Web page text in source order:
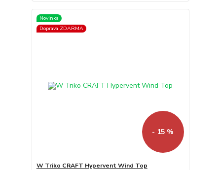
Novinka
Doprava ZDARMA
- 15 %
W Triko CRAFT Hypervent Wind Top